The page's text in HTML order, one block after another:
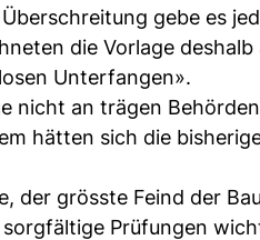
gebe es
die Vorlage
Unterfangen».
nicht an trägen
hätten sich die
der grösste Feind der
Prüfungen